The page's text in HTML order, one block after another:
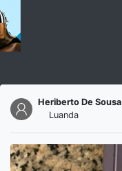
Heriberto De Sousa
Luanda